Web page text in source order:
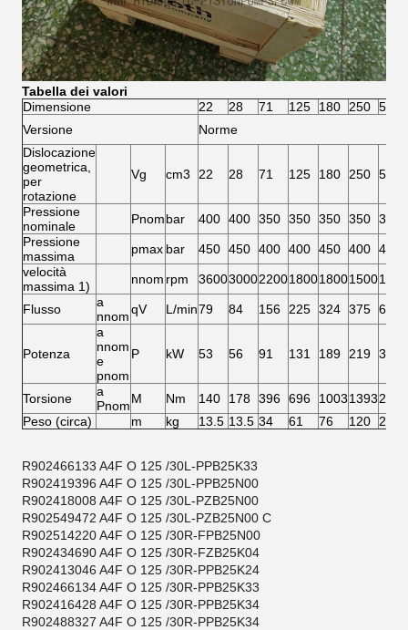
Tabella dei valori
Dimensione
22 28 71 125 180 250 500
Versione
Norme
Dislocazione
geometrica,
per
rotazione
Vg cm3 22 28 71 125 180 250 500
Pressione
nominale
Pnombar 400 400 350 350 350 350 350
Pressione
massima
pmax bar 450 450 400 400 450 400 400
velocità
massima 1)
nnom rpm 3600300022001800180015001320
Flusso
a
nnomqV L/min79 84 156 225 324 375 660
Potenza
a
nnom
e
pnom
P kW 53 56 91 131 189 219 385
Torsione
a
PnomM Nm 140 178 396 696 100313932785
Peso (circa)
m kg 13.5 13.5 34 61 76 120 220
R902466133 A4F O 125 /30L-PPB25K33
R902419396 A4F O 125 /30L-PPB25N00
R902418008 A4F O 125 /30L-PZB25N00
R902549472 A4F O 125 /30L-PZB25N00 C
R902514220A4F O 125 /30R-FPB25N00
R902434690A4F O 125 /30R-FZB25K04
R902413046 A4F O 125 /30R-PPB25K24
R902466134A4F O 125 /30R-PPB25K33
R902416428 A4F O 125 /30R-PPB25K34
R902488327 A4F O 125 /30R-PPB25K34